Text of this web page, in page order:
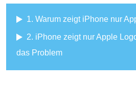
1. Warum zeigt iPhone nur
2. iPhone zeigt nur Apple
das Problem